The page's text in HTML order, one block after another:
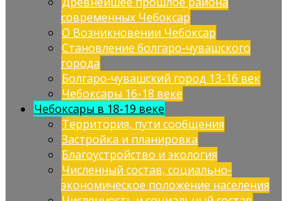
современных Чебоксар
О Возникновении Чебоксар
Становление болгаро-чувашского
города
Болгаро-чувашский город 13-16 век
Чебоксары 16-18 веке
Чебоксары в 18-19 веке
Территория, пути сообщения
Застройка и планировка
Благоустройство и экология
Численный состав, социально-
экономическое положение населения